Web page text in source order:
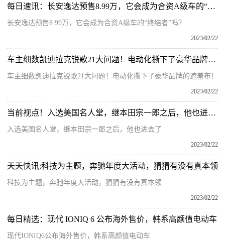
每日速讯：长安逸达预售8.99万，它会成为合资A级车的“终结者”吗？
长安逸达预售8 99万，它会成为合资A级车的“终结者”吗？
2023/02/22
车主细数凯迪拉克锐歌21大问题！电动化撕下了豪华品牌的遮羞布！
车主细数凯迪拉克锐歌21大问题！电动化撕下了豪华品牌的遮羞布！
2023/02/22
当前视点！入选美国名人堂，继本田宗一郎之后，他也进去了
入选美国名人堂，继本田宗一郎之后，他也进去了
2023/02/22
天天快讯:科技为主题，奔驰年度大活动，猜猜有没有真本领
科技为主题，奔驰年度大活动，猜猜有没有真本领
2023/02/22
每日精选：现代 IONIQ 6 公布海外售价，韩系高颜值电动车
现代IONIQ6公布海外售价，韩系高颜值电动车